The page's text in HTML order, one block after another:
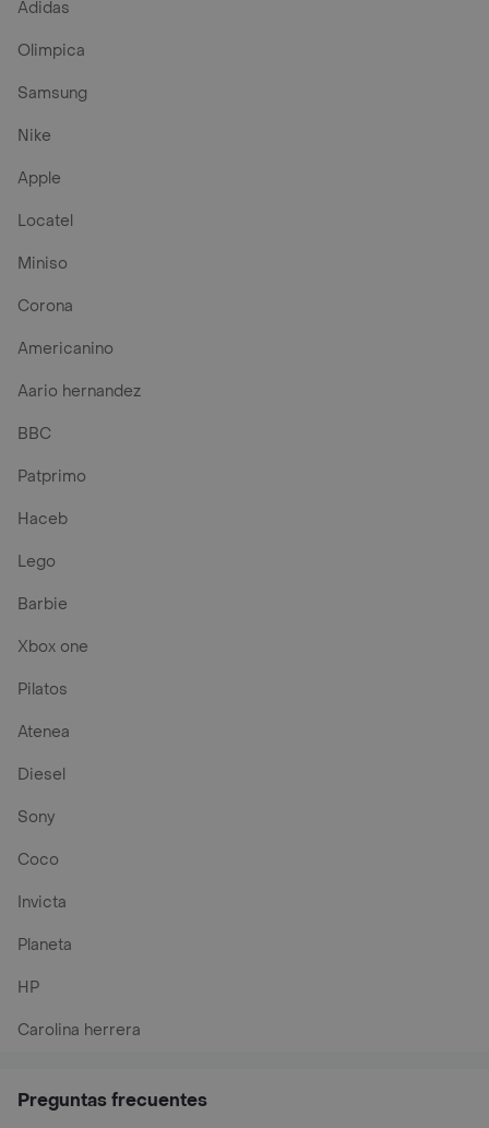
Adidas
Olimpica
Samsung
Nike
Apple
Locatel
Miniso
Corona
Americanino
Aario hernandez
BBC
Patprimo
Haceb
Lego
Barbie
Xbox one
Pilatos
Atenea
Diesel
Sony
Coco
Invicta
Planeta
HP
Carolina herrera
Preguntas frecuentes